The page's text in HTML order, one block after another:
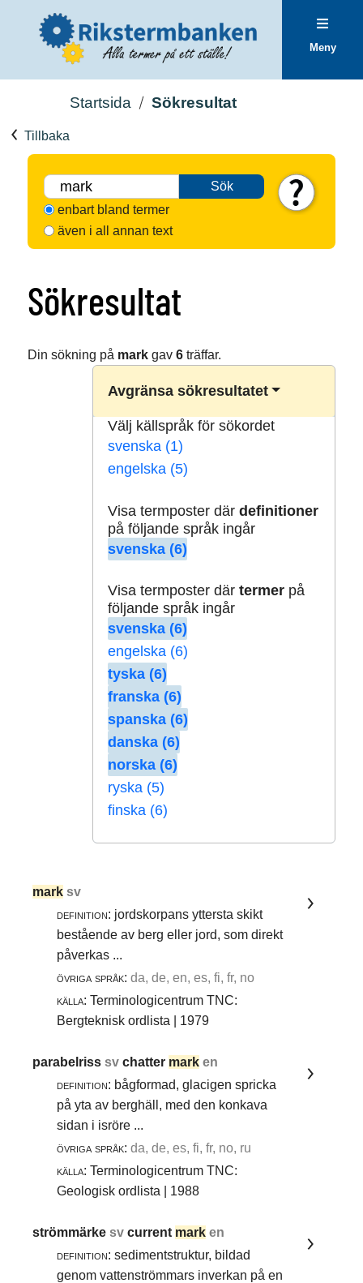
Meny
Startsida Sökresultat
Tillbaka
Sök
enbart bland termer
även i all annan text
Sökresultat
Din sökning på markgav 6träffar.
Avgränsa sökresultatet
Välj källspråk för sökordet
svenska (1)
engelska (5)
Visa termposter där definitioner
på följande språk ingår
svenska (6)
Visa termposter där termerpå
följande språk ingår
svenska (6)
engelska (6)
tyska (6)
franska (6)
spanska (6)
danska (6)
norska (6)
ryska (5)
finska (6)
mark sv
definition: jordskorpans yttersta skikt
bestående av berg eller jord, som direkt
påverkas ...
övriga språk: da, de, en, es, fi, fr, no
källa: Terminologicentrum TNC:
Bergteknisk ordlista | 1979
parabelrisssvchatter mark en
definition: bågformad, glacigen spricka
på yta av berghäll, med den konkava
sidan i isröre ...
övriga språk: da, de, es, fi, fr, no, ru
källa: Terminologicentrum TNC:
Geologisk ordlista | 1988
strömmärkesvcurrent mark en
definition: sedimentstruktur, bildad
genom vattenströmmars inverkan på en